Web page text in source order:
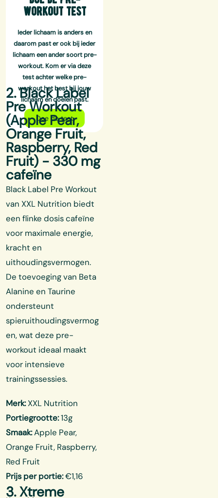
workout test
Ieder lichaam is anders en
daarom past er ook bij ieder
lichaam een ander soort pre-
workout. Kom er via deze
test achter welke pre-
workout het best bij jouw
lichaam en doelenpast.
Doe de test
2. Black Label
Pre Workout
(Apple Pear,
Orange Fruit,
Raspberry, Red
Fruit) - 330 mg
cafeïne
Black Label Pre Workout
van XXL Nutrition biedt
een flinke dosis cafeïne
voor maximale energie,
kracht en
uithoudingsvermogen.
De toevoeging van Beta
Alanine en Taurine
ondersteunt
spieruithoudingsvermog
en, wat deze pre-
workout ideaal maakt
voor intensieve
trainingssessies.
Merk:XXL Nutrition
Portiegrootte:13g
Smaak:Apple Pear,
Orange Fruit, Raspberry,
Red Fruit
Prijs per portie:€1,16
3. Xtreme